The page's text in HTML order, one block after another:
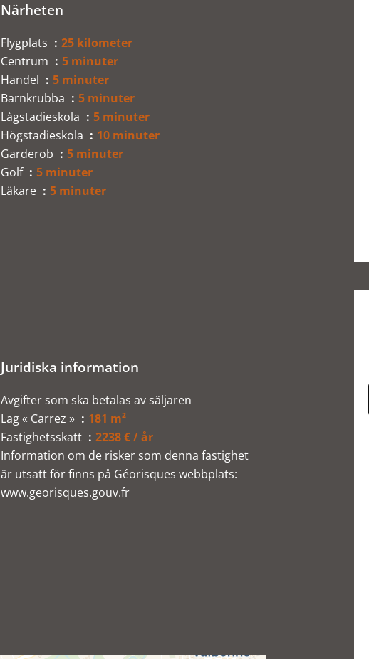
Närheten
Flygplats
25 kilometer
Centrum
5 minuter
Handel
5 minuter
Barnkrubba
5 minuter
Làgstadieskola
5 minuter
Högstadieskola
10 minuter
Garderob
5 minuter
Golf
5 minuter
Läkare
5 minuter
Juridiska information
Avgifter som ska betalas av säljaren
Lag « Carrez »
181 m²
Fastighetsskatt
2238 € / år
Information om de risker som denna fastighet
är utsatt för finns på Géorisques webbplats:
www.georisques.gouv.fr